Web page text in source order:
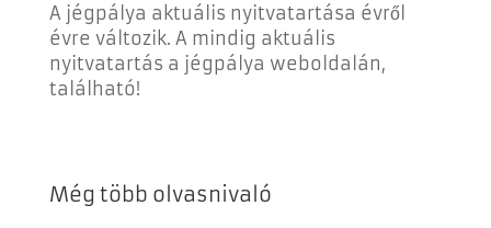
A jégpálya aktuális nyitvatartása évről
évre változik. A mindig aktuális
nyitvatartás a jégpálya weboldalán,
található!
Még több olvasnivaló